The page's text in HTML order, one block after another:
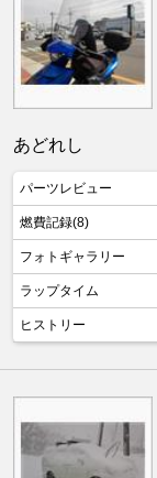
あどれし
パーツレビュー
燃費記録(8)
フォトギャラリー
ラップタイム
ヒストリー